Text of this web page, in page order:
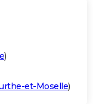
)
et-Moselle)